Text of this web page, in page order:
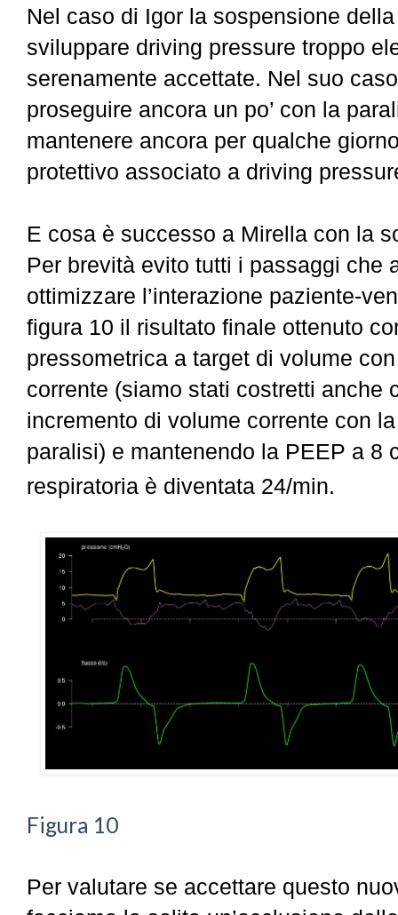
Nel caso di Igor la sospensione
sviluppare driving pressure troppo
serenamente accettate. Nel suo
proseguire ancora un po’ con la
mantenere ancora per qualche
protettivo associato a driving
E cosa è successo a Mirella con la
Per brevità evito tutti i passaggi che
ottimizzare l’interazione paziente-
figura 10 il risultato finale ottenuto
pressometrica a target di volume
corrente (siamo stati costretti anche
incremento di volume corrente con
paralisi) e mantenendo la PEEP a 8
respiratoria è diventata 24/min.
Figura 10
Per valutare se accettare questo